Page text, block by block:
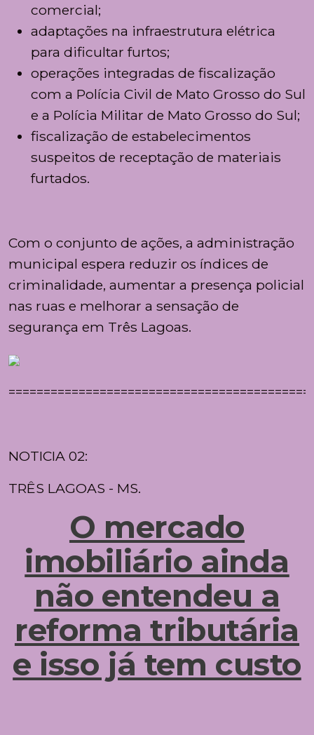
comercial;
adaptações na infraestrutura elétrica
para dificultar furtos;
operações integradas de fiscalização
com a Polícia Civil de Mato Grosso do Sul
e a Polícia Militar de Mato Grosso do Sul;
fiscalização de estabelecimentos
suspeitos de receptação de materiais
furtados.
Com o conjunto de ações, a administração
municipal espera reduzir os índices de
criminalidade, aumentar a presença policial
nas ruas e melhorar a sensação de
segurança em Três Lagoas.
NOTICIA 02:
TRÊS LAGOAS - MS.
O mercado
imobiliário ainda
não entendeu a
reforma tributária
e isso já tem custo